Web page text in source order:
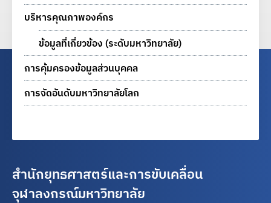
บริหารคุณภาพองค์กร
ข้อมูลที่เกี่ยวข้อง (ระดับมหาวิทยาลัย)
การคุ้มครองข้อมูลส่วนบุคคล
การจัดอันดับมหาวิทยาลัยโลก
สำนักยุทธศาสตร์และการขับเคลื่อน
จุฬาลงกรณ์มหาวิทยาลัย